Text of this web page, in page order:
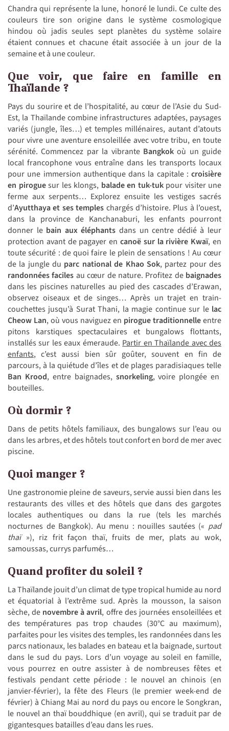
Chandra qui représente la lune, honoré le lundi. Ce culte des
couleurs tire son origine dans le système cosmologique
hindou où jadis seules sept planètes du système solaire
étaient connues et chacune était associée à un jour de la
semaine et à une couleur.
Que voir, que faire en famille en
Thaïlande ?
Pays du sourire et de l’hospitalité, au cœur de l’Asie du Sud-
Est, la Thaïlande combine infrastructures adaptées, paysages
variés (jungle, îles…) et temples millénaires, autant d’atouts
pour vivre une aventure ensoleillée avec votre tribu, en toute
sérénité. Commencez par la vibrante Bangkokoù un guide
local francophone vous entraîne dans les transports locaux
pour une immersion authentique dans la capitale : croisière
en piroguesur les klongs, balade en tuk-tukpour visiter une
ferme aux serpents… Explorez ensuite les vestiges sacrés
d’Ayutthayaet ses temples chargés d’histoire. Plus à l’ouest,
dans la province de Kanchanaburi, les enfants pourront
donner le bain aux éléphants dans un centre dédié à leur
protection avant de pagayer en canoë sur la rivière Kwaï, en
toute sécurité : de quoi faire le plein de sensations ! Au cœur
de la jungle du parc national de Khao Sok, partez pour des
randonnées faciles au cœur de nature. Profitez de baignades
dans les piscines naturelles au pied des cascades d’Erawan,
observez oiseaux et de singes… Après un trajet en train-
couchettes jusqu’à Surat Thani, la magie continue sur le lac
Cheow Lan, où vous naviguez en pirogue traditionnelleentre
pitons karstiques spectaculaires et bungalows flottants,
installés sur les eaux émeraude. Partir en Thaïlande avec des
enfants, c’est aussi bien sûr goûter, souvent en fin de
parcours, à la quiétude d’îles et de plages paradisiaques telle
Ban Krood, entre baignades, snorkeling, voire plongée en
bouteilles.
Où dormir ?
Dans de petits hôtels familiaux, des bungalows sur l’eau ou
dans les arbres, et des hôtels tout confort en bord de mer avec
piscine.
Quoi manger ?
Une gastronomie pleine de saveurs, servie aussi bien dans les
restaurants des villes et des hôtels que dans des gargotes
locales authentiques ou dans la rue (tels les marchés
nocturnes de Bangkok). Au menu : nouilles sautées (« pad
thaï »), riz frit façon thaï, fruits de mer, plats au wok,
samoussas, currys parfumés…
Quand profiter du soleil ?
La Thaïlande jouit d’un climat de type tropical humide au nord
et équatorial à l’extrême sud. Après la mousson, la saison
sèche, de novembre à avril, offre des journées ensoleillées et
des températures pas trop chaudes (30°C au maximum),
parfaites pour les visites des temples, les randonnées dans les
parcs nationaux, les balades en bateau et la baignade, surtout
dans le sud du pays. Lors d’un voyage au soleil en famille,
vous pourrez en outre assister à de nombreuses fêtes et
festivals pendant cette période : le nouvel an chinois (en
janvier-février), la fête des Fleurs (le premier week-end de
février) à Chiang Mai au nord du pays ou encore le Songkran,
le nouvel an thaï bouddhique (en avril), qui se traduit par de
gigantesques batailles d’eau dans les rues.